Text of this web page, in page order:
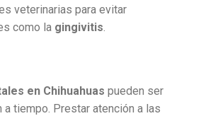
veterinarias para evitar
como la gingivitis.
en Chihuahuas pueden ser
tiempo. Prestar atención a las